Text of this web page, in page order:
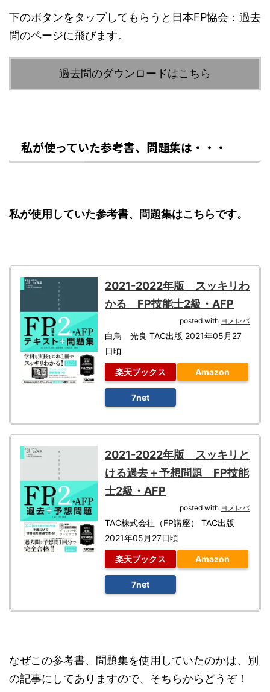
下のボタンをタップしてもらうと日本FP協会：過去
問のページに飛びます。
過去問のダウンロードはこちら
私が使っていた参考書、問題集は・・・
私が使用していた参考書、問題集はこちらです。
2021-2022年版 スッキリわ
かる FP技能士2級・AFP
posted with ヨメレバ
白鳥 光良 TAC出版 2021年05月27
日頃
楽天ブックス Amazon
7net
2021-2022年版 スッキリと
ける過去＋予想問題 FP技能
士2級・AFP
posted with ヨメレバ
TAC株式会社（FP講座） TAC出版
2021年05月27日頃
楽天ブックス Amazon
7net
なぜこの参考書、問題集を使用していたのかは、別
の記事にしてありますので、そちらからどうぞ！